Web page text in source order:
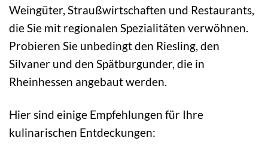
Weingüter, Straußwirtschaften und Restaurants,
die Sie mit regionalen Spezialitäten verwöhnen.
Probieren Sie unbedingt den Riesling, den
Silvaner und den Spätburgunder, die in
Rheinhessen angebaut werden.
Hier sind einige Empfehlungen für Ihre
kulinarischen Entdeckungen: